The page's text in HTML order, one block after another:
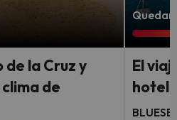
la Cruz y
de
El
hotel